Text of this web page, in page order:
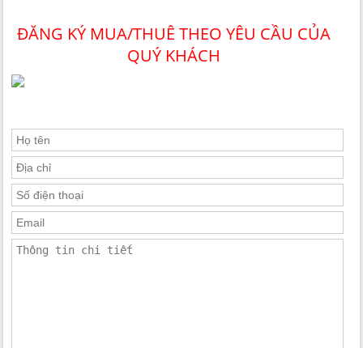
ĐĂNG KÝ MUA/THUÊ THEO YÊU CẦU CỦA
QUÝ KHÁCH